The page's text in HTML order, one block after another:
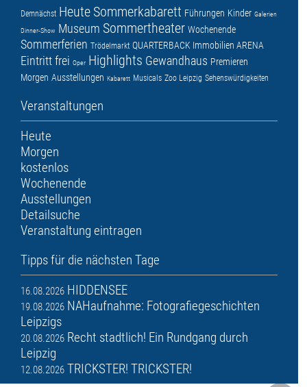
Demnächst Heute Sommerkabarett Führungen Kinder Galerien
Dinner-Show Museum Sommertheater Wochenende
Sommerferien Trödelmarkt QUARTERBACK Immobilien ARENA
Eintritt frei Oper Highlights Gewandhaus Premieren
Morgen Ausstellungen Kabarett Musicals Zoo Leipzig Sehenswürdigkeiten
Veranstaltungen
Heute
Morgen
kostenlos
Wochenende
Ausstellungen
Detailsuche
Veranstaltung eintragen
Tipps für die nächsten Tage
16.08.2026 HIDDENSEE
19.08.2026 NAHaufnahme: Fotografiegeschichten
Leipzigs
20.08.2026 Recht stadtlich! Ein Rundgang durch
Leipzig
12.08.2026 TRICKSTER! TRICKSTER!